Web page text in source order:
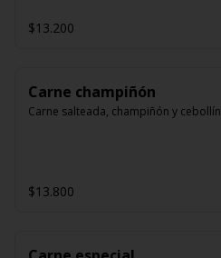
$13.200
Carne champiñón
Carne salteada, champiñón y cebollín
$13.800